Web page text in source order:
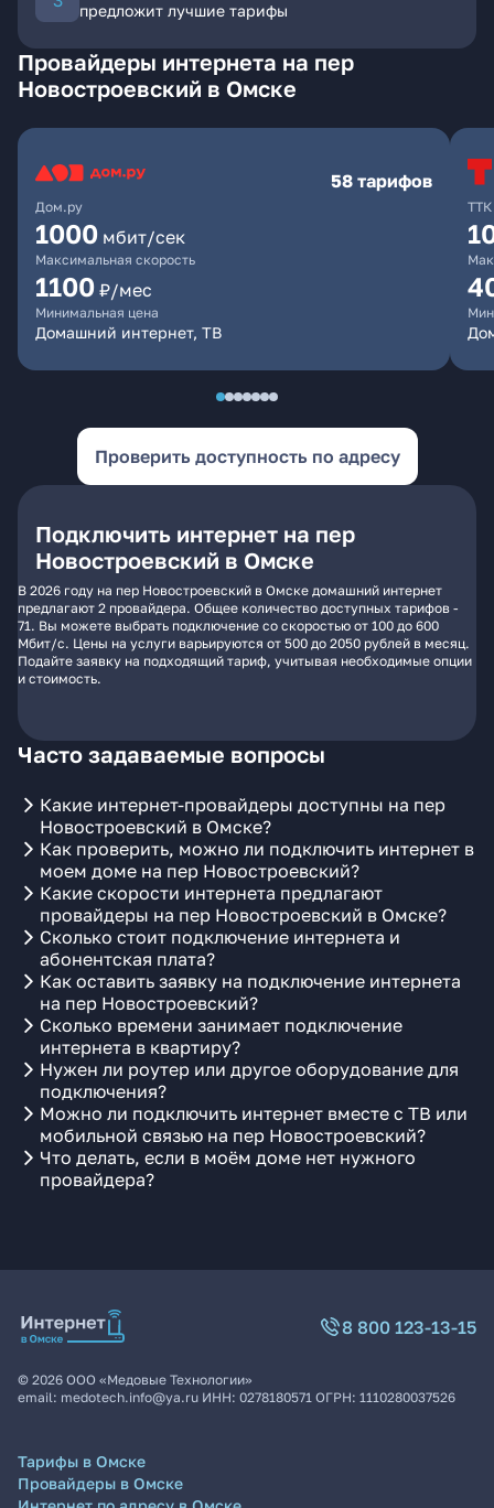
предложит лучшие тарифы
Провайдеры интернета на пер
Новостроевский в Омске
Дом.ру
58 тарифов
1000 мбит/сек
Максимальная скорость
1100 ₽/мес
Минимальная цена
Домашний интернет, ТВ
ТТК
Проверить доступность по адресу
Подключить интернет на пер
Новостроевский в Омске
В 2026 году на пер Новостроевский в Омске домашний интернет
предлагают 2 провайдера. Общее количество доступных тарифов -
71. Вы можете выбрать подключение со скоростью от 100 до 600
Мбит/с. Цены на услуги варьируются от 500 до 2050 рублей в месяц.
Подайте заявку на подходящий тариф, учитывая необходимые опции
и стоимость.
Часто задаваемые вопросы
Какие интернет-провайдеры доступны на пер
Новостроевский в Омске?
Как проверить, можно ли подключить интернет в
моем доме на пер Новостроевский?
Какие скорости интернета предлагают
провайдеры на пер Новостроевский в Омске?
Сколько стоит подключение интернета и
абонентская плата?
Как оставить заявку на подключение интернета
на пер Новостроевский?
Сколько времени занимает подключение
интернета в квартиру?
Нужен ли роутер или другое оборудование для
подключения?
Можно ли подключить интернет вместе с ТВ или
мобильной связью на пер Новостроевский?
Что делать, если в моём доме нет нужного
провайдера?
8 800 123-13-15
© 2026 ООО «Медовые Технологии»
email: medotech.info@ya.ru ИНН: 0278180571 ОГРН: 1110280037526
Тарифы в Омске
Провайдеры в Омске